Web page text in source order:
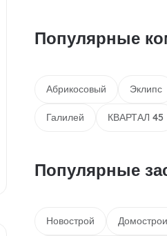
Популярные
Абрикосовый Эклипс
Галилей КВАРТАЛ 45
Популярные
Новострой